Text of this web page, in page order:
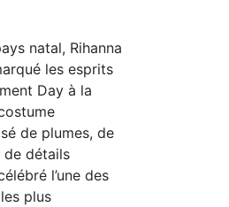
natal, Rihanna
les esprits
Day à la
de plumes, de
de détails
l’une des
plus